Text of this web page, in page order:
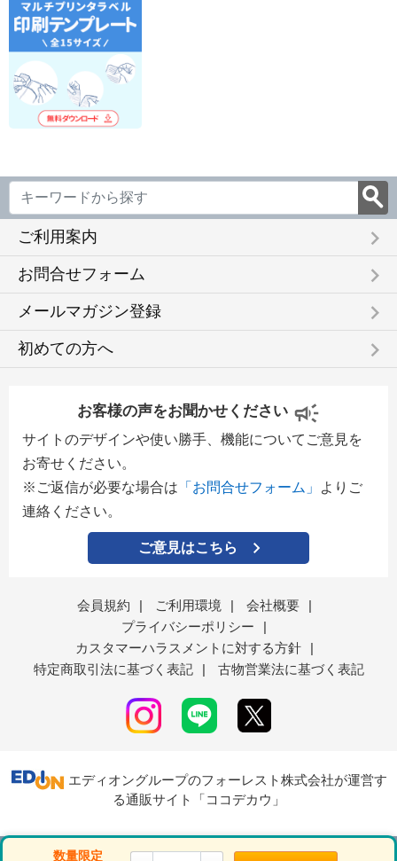
数量限定
ご利用案内 keyboard_arrow_right
お問合せフォーム keyboard_arrow_right
メールマガジン登録 keyboard_arrow_right
初めての方へ keyboard_arrow_right
お客様の声をお聞かせください
サイトのデザインや使い勝手、機能についてご意見を
お寄せください。
※ご返信が必要な場合は 「お問合せフォーム」
よりご
連絡ください。
ご意見はこちら
会員規約 | ご利用環境 | 会社概要
|
プライバシーポリシー
|
カスタマーハラスメントに対する方針
|
特定商取引法に基づく表記
| 古物営業法に基づく表記
エディオングループのフォーレスト株式会社が運営す
る通販サイト「ココデカウ」
表示モード ＰＣ スマートフォン